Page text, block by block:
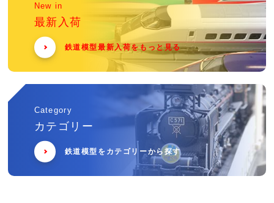
New in
最新入荷
鉄道模型最新入荷をもっと見る
Category
カテゴリー
鉄道模型をカテゴリーから探す